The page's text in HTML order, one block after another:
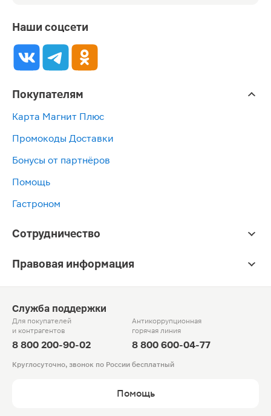
Наши соцсети
Покупателям
Карта Магнит Плюс
Промокоды Доставки
Бонусы от партнёров
Помощь
Гастроном
Сотрудничество
Правовая информация
Служба поддержки
Для покупателей
и контрагентов
8 800 200-90-02
Антикоррупционная
горячая линия
8 800 600-04-77
Круглосуточно, звонок по России бесплатный
Помощь